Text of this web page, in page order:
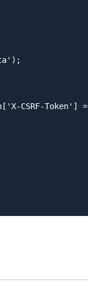
CSRF-Token']